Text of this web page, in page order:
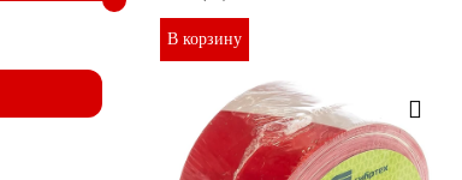
В корзину